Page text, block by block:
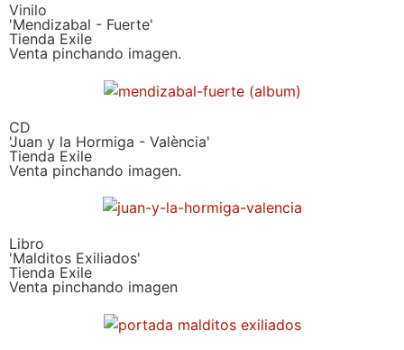
Vinilo
'Mendizabal - Fuerte'
Tienda Exile
Venta pinchando imagen.
CD
'Juan y la Hormiga - València'
Tienda Exile
Venta pinchando imagen.
Libro
'Malditos Exiliados'
Tienda Exile
Venta pinchando imagen